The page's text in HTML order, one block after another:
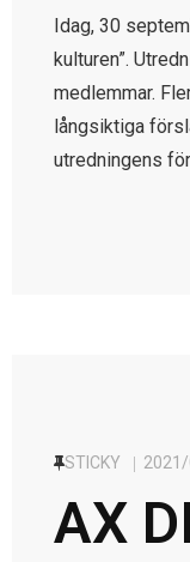
Idag, 30
kulturen”.
medlemmar.
långsiktiga
utredningens
STICKY
AX